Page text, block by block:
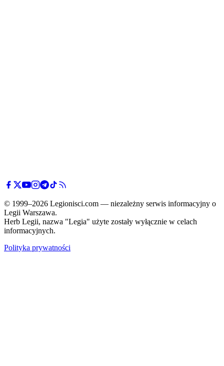
© 1999–2026 Legionisci.com — niezależny serwis informacyjny o
Legii Warszawa.
Herb Legii, nazwa "Legia" użyte zostały wyłącznie w celach
informacyjnych.
Polityka prywatności